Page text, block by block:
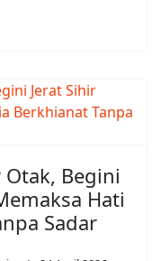
Begini
Hati
Sadar